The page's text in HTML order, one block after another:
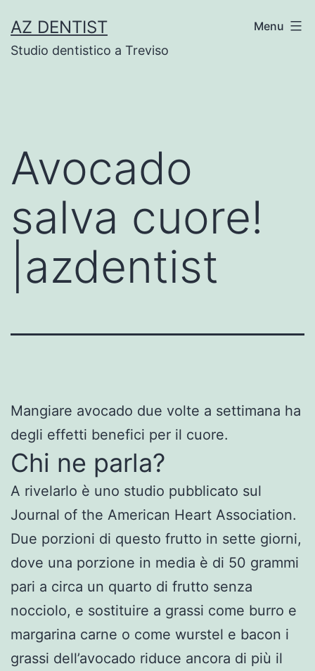
to
content
AZ DENTIST
Studio dentistico a Treviso
Menu
Avocado
salva cuore!
|azdentist
Mangiare avocado due volte a settimana ha
degli effetti benefici per il cuore.
Chi ne parla?
A rivelarlo è uno studio pubblicato sul
Journal of the American Heart Association.
Due porzioni di questo frutto in sette giorni,
dove una porzione in media è di 50 grammi
pari a circa un quarto di frutto senza
nocciolo, e sostituire a grassi come burro e
margarina carne o come wurstel e bacon i
grassi dell’avocado riduce ancora di più il